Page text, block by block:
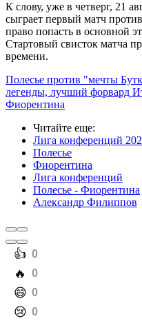
К слову, уже в четверг, 21
сыграет первый матч
право попасть в основной
Стартовый свисток матча
времени.
Полесье против "мечты
легенды, лучший форвард
Фиорентина
Читайте еще:
Лига конференций
Полесье
Фиорентина
Лига конференций
Полесье - Фиорентина
Александр Филиппов
️👍 0
️🔥 0
️😄 0
️😢 0